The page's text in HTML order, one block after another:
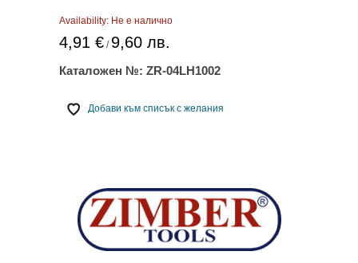
Availability: Не е налично
4,91 €/ 9,60 лв.
Каталожен №: ZR-04LH1002
Добави към списък с желания